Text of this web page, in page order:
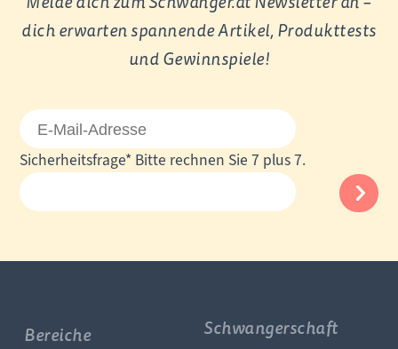
dich erwarten spannende Artikel, Produkttests
und Gewinnspiele!
E-
Mail-
Adresse
Pflichtfeld
Sicherheitsfrage* Bitte rechnen Sie 7 plus 7.
Bereiche Schwangerschaft